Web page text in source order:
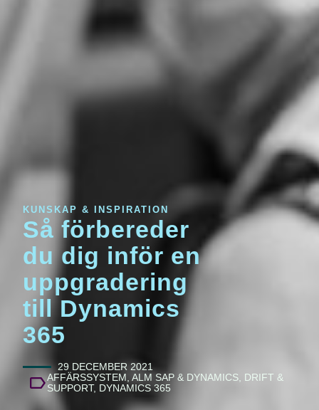
KUNSKAP & INSPIRATION
Så förbereder
du dig inför en
uppgradering
till Dynamics
365
29 DECEMBER 2021
AFFÄRSSYSTEM,ALM SAP & DYNAMICS, DRIFT &
SUPPORT, DYNAMICS 365